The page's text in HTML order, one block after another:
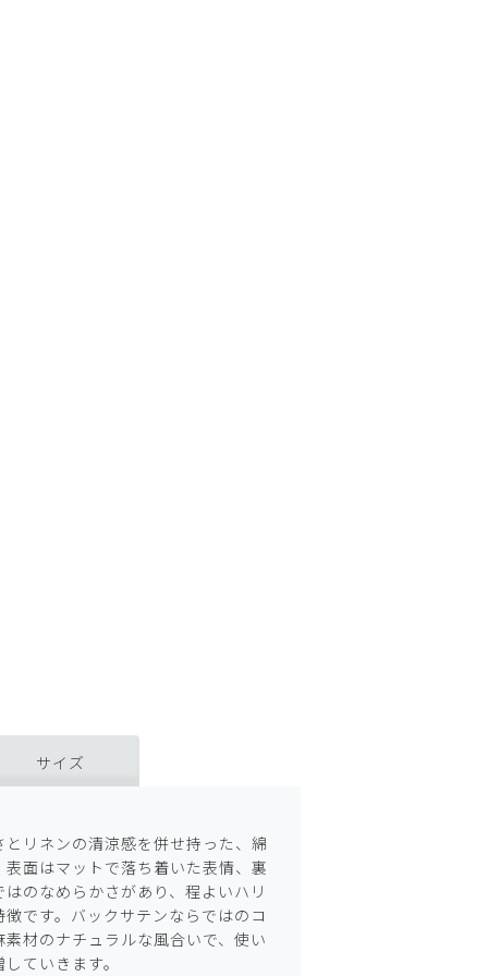
サイズ
リネンの清涼感を併せ持った、綿
面はマットで落ち着いた表情、裏
のなめらかさがあり、程よいハリ
です。バックサテンならではのコ
材のナチュラルな風合いで、使い
ていきます。